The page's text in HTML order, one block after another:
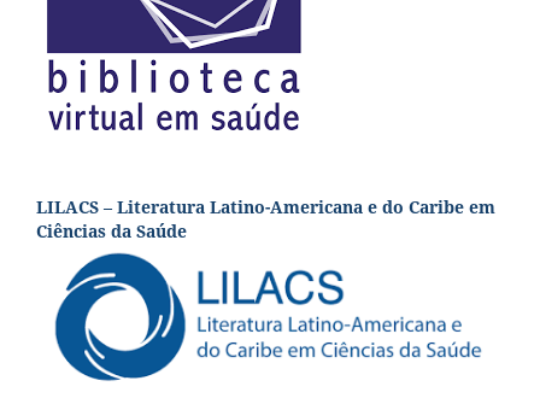
LILACS – Literatura Latino-Americana e do Caribe em
Ciências da Saúde